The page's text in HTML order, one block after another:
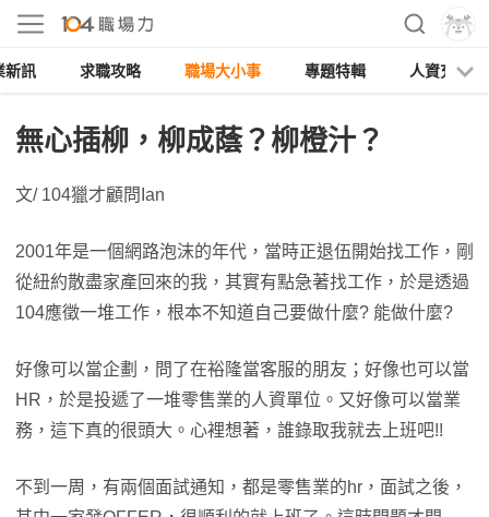
新訊 求職攻略 職場大小事 專題特輯 人資充電
無心插柳，柳成蔭？柳橙汁？
文/ 104獵才顧問Ian
2001年是一個網路泡沫的年代，當時正退伍開始找工作，剛
從紐約散盡家產回來的我，其實有點急著找工作，於是透過
104應徵一堆工作，根本不知道自己要做什麼? 能做什麼?
好像可以當企劃，問了在裕隆當客服的朋友；好像也可以當
HR，於是投遞了一堆零售業的人資單位。又好像可以當業
務，這下真的很頭大。心裡想著，誰錄取我就去上班吧!!
不到一周，有兩個面試通知，都是零售業的hr，面試之後，